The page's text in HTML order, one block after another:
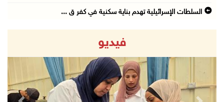
السلطات الإسرائيلية تهدم بناية سكنية في كفر ق ...
الاحتلال يعتقل شابا من دير الغصون ويقتحم بلدا ...
06/آب/2026 08:54 ص
الاحتلال يعتقل 4 مواطنين من محافظة نابلس
06/آب/2026 08:36 ص
فيديو